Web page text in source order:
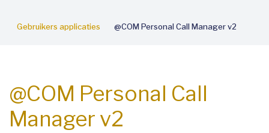
Gebruikers applicaties @COM Personal Call Manager v2
@COM Personal Call
Manager v2